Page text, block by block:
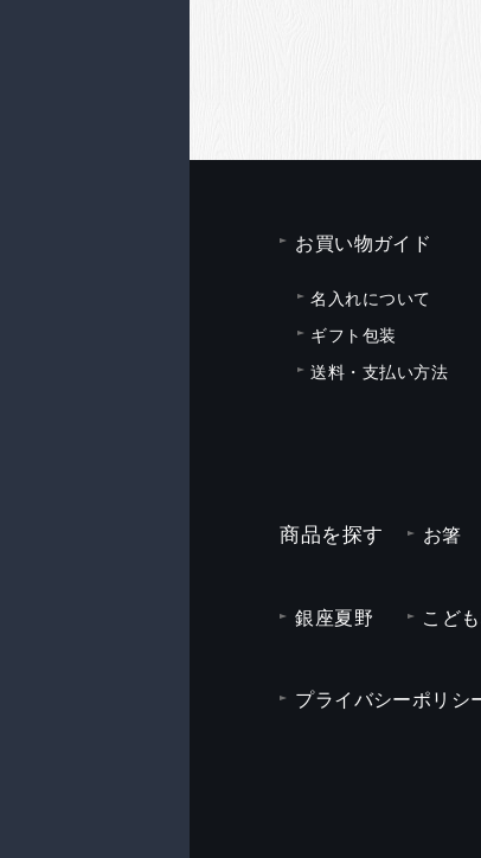
お買い物ガイド
名入れについて
ギフト包装
送料・支払い方法
商品を探す お箸
銀座夏野 こど
プライバシーポリシ